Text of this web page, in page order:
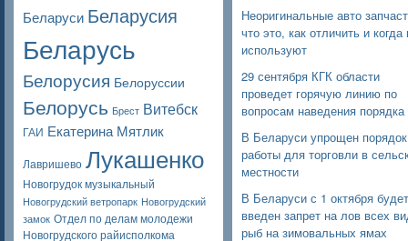
Беларуси Беларусия
Беларусь
Белорусия Белоруссии
Белорусь Брест Витебск
ГАИ Екатерина Мятлик
Лавришево Лукашенко
Новогрудок музыкальный
Новогрудский ветропарк Новогрудский
замок Отдел по делам молодежи
Новогрудского райисполкома
Неоригинальные авто
что это, как отличить и когда
используют
29 сентября КГК области
проведет горячую линию по
вопросам наведения порядка
В Беларуси упрощен порядок
работы для торговли в
местности
В Беларуси с 1 октября будет
введен запрет на лов всех
рыб на зимовальных ямах